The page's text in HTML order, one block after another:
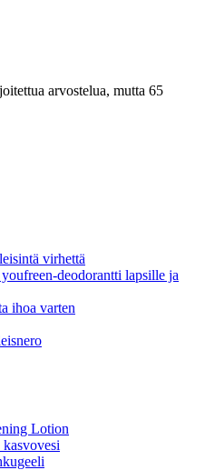
arvostelua, mutta 65
virhettä
deodorantti lapsille ja
ihoa varten
Lotion